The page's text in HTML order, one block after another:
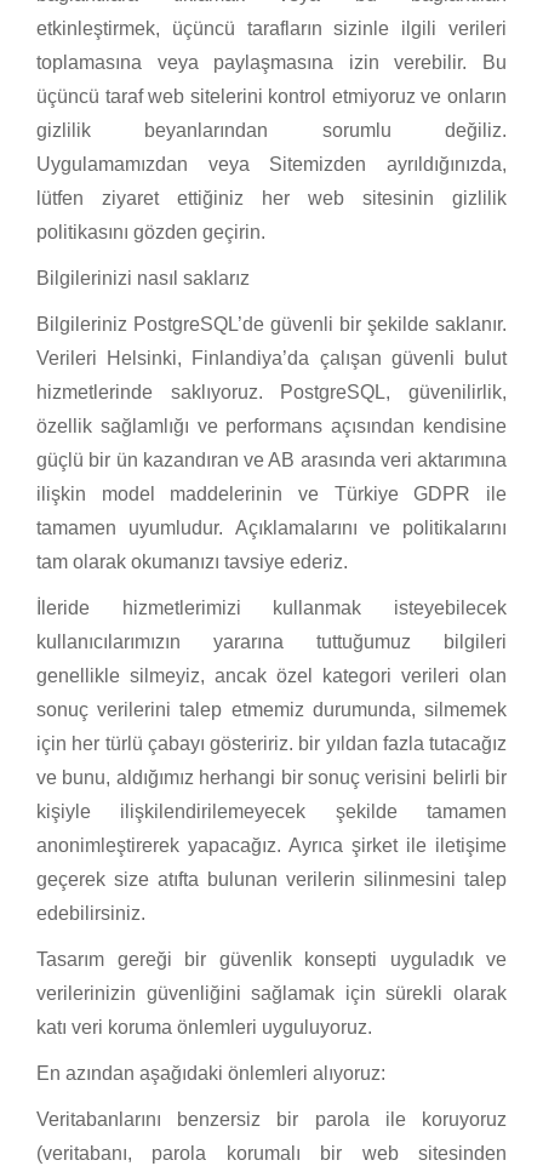
etkinleştirmek, üçüncü tarafların sizinle ilgili verileri
toplamasına veya paylaşmasına izin verebilir. Bu
üçüncü taraf web sitelerini kontrol etmiyoruz ve onların
gizlilik beyanlarından sorumlu değiliz.
Uygulamamızdan veya Sitemizden ayrıldığınızda,
lütfen ziyaret ettiğiniz her web sitesinin gizlilik
politikasını gözden geçirin.
Bilgilerinizi nasıl saklarız
Bilgileriniz PostgreSQL’de güvenli bir şekilde saklanır.
Verileri Helsinki, Finlandiya’da çalışan güvenli bulut
hizmetlerinde saklıyoruz. PostgreSQL, güvenilirlik,
özellik sağlamlığı ve performans açısından kendisine
güçlü bir ün kazandıran ve AB arasında veri aktarımına
ilişkin model maddelerinin ve Türkiye GDPR ile
tamamen uyumludur. Açıklamalarını ve politikalarını
tam olarak okumanızı tavsiye ederiz.
İleride hizmetlerimizi kullanmak isteyebilecek
kullanıcılarımızın yararına tuttuğumuz bilgileri
genellikle silmeyiz, ancak özel kategori verileri olan
sonuç verilerini talep etmemiz durumunda, silmemek
için her türlü çabayı gösteririz. bir yıldan fazla tutacağız
ve bunu, aldığımız herhangi bir sonuç verisini belirli bir
kişiyle ilişkilendirilemeyecek şekilde tamamen
anonimleştirerek yapacağız. Ayrıca şirket ile iletişime
geçerek size atıfta bulunan verilerin silinmesini talep
edebilirsiniz.
Tasarım gereği bir güvenlik konsepti uyguladık ve
verilerinizin güvenliğini sağlamak için sürekli olarak
katı veri koruma önlemleri uyguluyoruz.
En azından aşağıdaki önlemleri alıyoruz:
Veritabanlarını benzersiz bir parola ile koruyoruz
(veritabanı, parola korumalı bir web sitesinden